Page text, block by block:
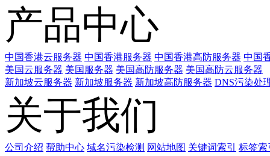
产品中心
中国香港云服务器 中国香港服务器 中国香港高防服务器 中国
美国云服务器 美国服务器 美国高防服务器 美国高防云服务器
新加坡云服务器 新加坡服务器 新加坡高防服务器 DNS污染处
关于我们
公司介绍 帮助中心 域名污染检测 网站地图 关键词索引 标签索